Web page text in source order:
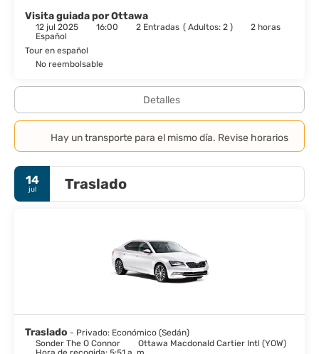
Visita guiada por Ottawa
12 jul 2025 16:00 2 Entradas ( Adultos: 2 )
2 horas
Español
Tour en español
No reembolsable
Detalles
Hay un transporte para el mismo día. Revise horarios
14
jul Traslado
Traslado - Privado: Económico (Sedán)
Sonder The O Connor
Ottawa Macdonald Cartier Intl (YOW)